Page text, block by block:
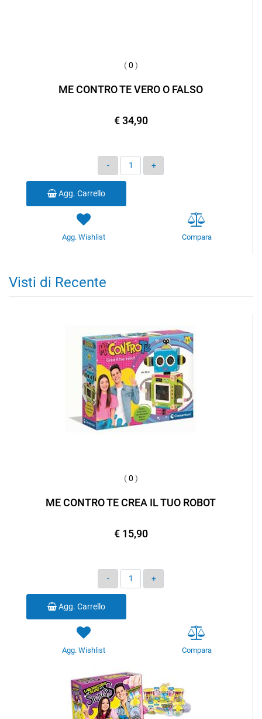
(0 )
ME CONTRO TE VERO O FALSO
€ 34,90
Quantità
Agg. Carrello
Agg. Wishlist Compara
Visti di Recente
(0 )
ME CONTRO TE CREA IL TUO ROBOT
€ 15,90
Quantità
Agg. Carrello
Agg. Wishlist Compara